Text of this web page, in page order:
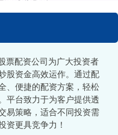
票配资公司为广大投资者
股资金高效运作。通过配
、便捷的配资方案，轻松
平台致力于为客户提供透
易策略，适合不同投资需
资更具竞争力！